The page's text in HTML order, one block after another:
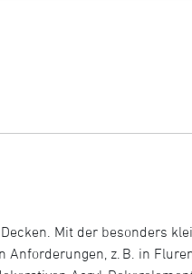
Mit der besonders
z. B. in